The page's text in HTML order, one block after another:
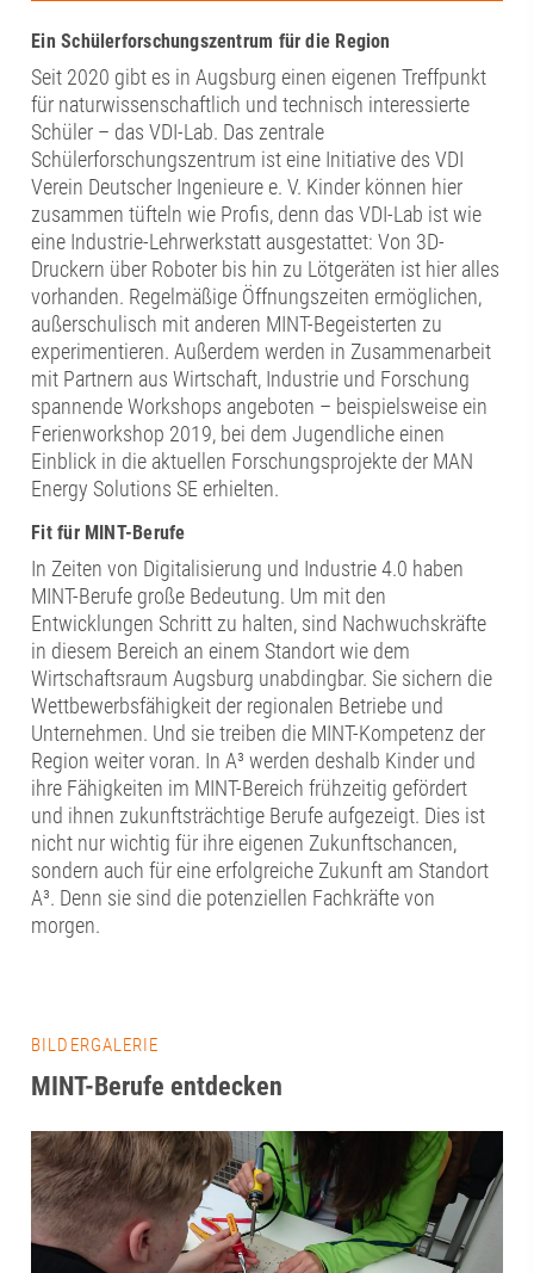
Ein Schülerforschungszentrum für die Region
Seit 2020 gibt es in Augsburg einen eigenen Treffpunkt
für naturwissenschaftlich und technisch interessierte
Schüler – das VDI-Lab. Das zentrale
Schülerforschungszentrum ist eine Initiative des VDI
Verein Deutscher Ingenieure e. V. Kinder können hier
zusammen tüfteln wie Profis, denn das VDI-Lab ist wie
eine Industrie-Lehrwerkstatt ausgestattet: Von 3D-
Druckern über Roboter bis hin zu Lötgeräten ist hier alles
vorhanden. Regelmäßige Öffnungszeiten ermöglichen,
außerschulisch mit anderen MINT-Begeisterten zu
experimentieren. Außerdem werden in Zusammenarbeit
mit Partnern aus Wirtschaft, Industrie und Forschung
spannende Workshops angeboten – beispielsweise ein
Ferienworkshop 2019, bei dem Jugendliche einen
Einblick in die aktuellen Forschungsprojekte der MAN
Energy Solutions SE erhielten.
Fit für MINT-Berufe
In Zeiten von Digitalisierung und Industrie 4.0 haben
MINT-Berufe große Bedeutung. Um mit den
Entwicklungen Schritt zu halten, sind Nachwuchskräfte
in diesem Bereich an einem Standort wie dem
Wirtschaftsraum Augsburg unabdingbar. Sie sichern die
Wettbewerbsfähigkeit der regionalen Betriebe und
Unternehmen. Und sie treiben die MINT-Kompetenz der
Region weiter voran. In A³ werden deshalb Kinder und
ihre Fähigkeiten im MINT-Bereich frühzeitig gefördert
und ihnen zukunftsträchtige Berufe aufgezeigt. Dies ist
nicht nur wichtig für ihre eigenen Zukunftschancen,
sondern auch für eine erfolgreiche Zukunft am Standort
A³. Denn sie sind die potenziellen Fachkräfte von
morgen.
BILDERGALERIE
MINT-Berufe entdecken